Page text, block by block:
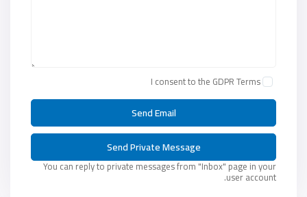
I consent to the GDPR Terms
You can reply to private messages from "Inbox" page in your
user account.